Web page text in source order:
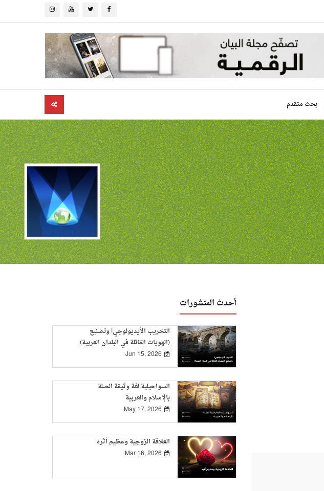
بحث متقدم
أحدث المنشورات
التخريب الأيديولوجي! وتصنيع
(الهويات القاتلة في البلدان العربية)
Jun 15, 2026
السواحيلية لغة وثيقة الصلة
بالإسلام والعربية
May 17, 2026
العلاقة الزوجية وعظيم أثره
Mar 16, 2026